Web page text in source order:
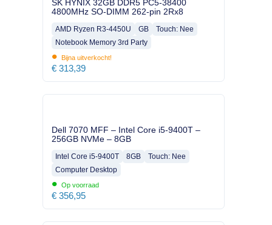
SK HYNIX 32GB DDR5 PC5-38400
4800MHz SO-DIMM 262-pin 2Rx8
AMD Ryzen R3-4450U GB
Touch: Nee
Notebook Memory 3rd Party
• Bijna uitverkocht!
€ 313,39
Dell 7070 MFF – Intel Core i5-9400T –
256GB NVMe – 8GB
Intel Core i5-9400T 8GB
Touch: Nee
Computer Desktop
• Op voorraad
€ 356,95